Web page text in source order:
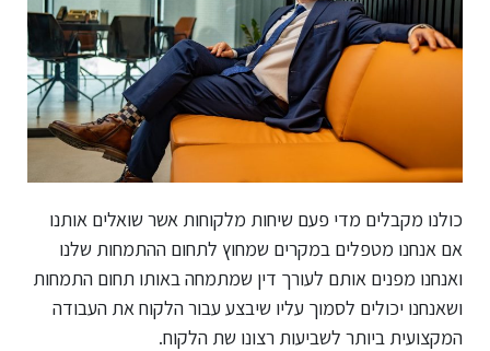
כולנו מקבלים מדי פעם שיחות מלקוחות אשר שואלים אותנו
אם אנחנו מטפלים במקרים שמחוץ לתחום ההתמחות שלנו
ואנחנו מפנים אותם לעורך דין שמתמחה באותו תחום התמחות
ושאנחנו יכולים לסמוך עליו שיבצע עבור הלקוח את העבודה
המקצועית ביותר לשביעות רצונו שת הלקוח.